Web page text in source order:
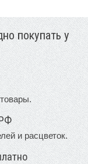
покупать у
и расцветок.